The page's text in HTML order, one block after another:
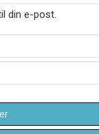
din e-post.